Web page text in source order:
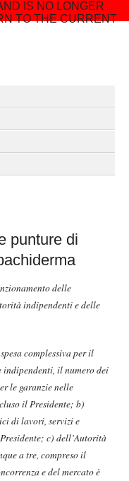
IS NO LONGER
TO THE CURRENT
punture di
delle
indipendenti e delle
complessiva per il
il numero dei
le garanzie nelle
il Presidente; b)
di lavori, servizi e
c) dell’Autorità
a tre, compreso il
e del mercato è